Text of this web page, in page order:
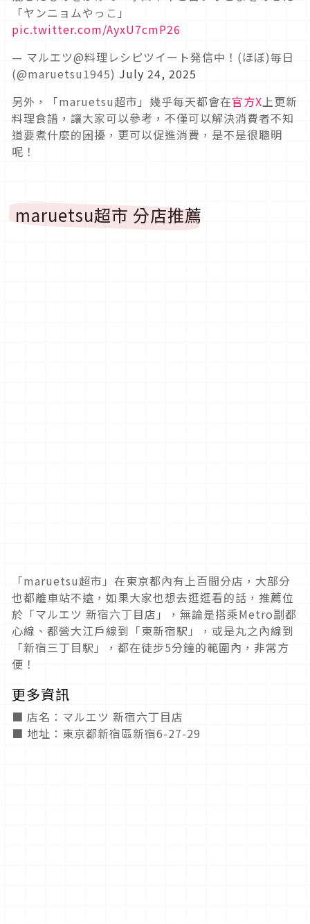
「ヤンニョムやっこ」
pic.twitter.com/AyxU7cmP26
— マルエツ@料理レシピツイート発信中！(ほぼ)毎日
(@maruetsu1945) July 24, 2025
另外，「maruetsu超市」幾乎每天都會在官方X上更新
料理食譜，讓大家可以參考，不僅可以解決消費者不知
道要煮什麼的困擾，更可以促進消費，是不是很聰明
呢！
maruetsu超市 分店推薦
「maruetsu超市」在東京都內有上百間分店，大部分
也都離車站不遠，如果大家也想去逛逛看的話，推薦位
於「マルエツ 新宿六丁目店」，無論是搭乘Metro副都
心線、都營大江戶線到「東新宿駅」，或是丸之內線到
「新宿三丁目駅」，都在徒步5分鐘的範圍內，非常方
便！
更多資訊
■ 店名：マルエツ 新宿六丁目店
■ 地址：東京都新宿區新宿6-27-29